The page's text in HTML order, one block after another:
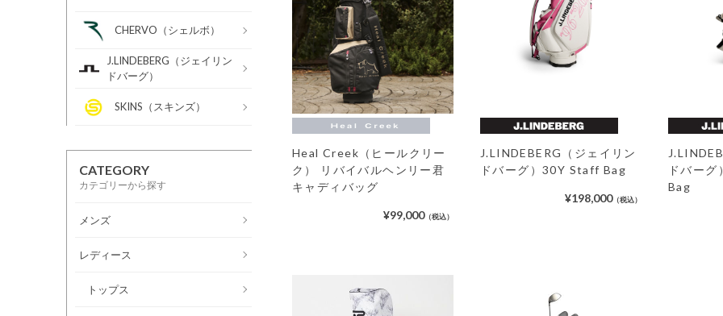
CHERVO（シェルボ）
J.LINDEBERG（ジェイリン
ドバーグ）
SKINS（スキンズ）
CATEGORY
カテゴリーから探す
メンズ
レディース
トップス
Heal Creek（ヒールクリー
ク） リバイバルヘンリー君
キャディバッグ
¥99,000（税込）
J.LINDEBERG（ジェイリン
ドバーグ）30Y Staff Bag
¥198,000（税込）
ドバー
Bag